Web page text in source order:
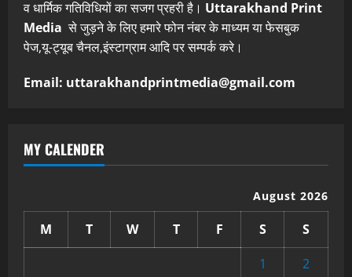
व धार्मिक गतिविधियों का सजग प्रहरी है। Uttarakhand Print
Media से जुड़ने के लिए हमारे फोन नंबर के माध्यम या फेसबुक
पेज,यू-ट्यूब चैनल,इंस्टाग्राम आदि पर सम्पर्क करे।
Email: uttarakhandprintmedia@gmail.com
MY CALENDER
August 2026
M T W T F S
S
1
2